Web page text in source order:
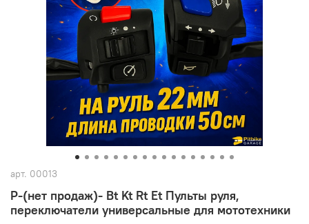
арт. 00013
P-(нет продаж)- Bt Kt Rt Et Пульты руля,
переключатели универсальные для мототехники